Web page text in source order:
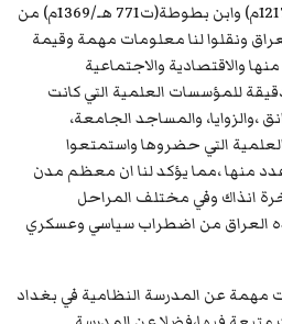
تعد رحلة ابن جبير(ت 614ه/1217م) وابن بطوطة(ت771 هـ/1369م) من
ونقلوا لنا معلومات مهمة وقيمة
والاقتصادية والاجتماعية
للمؤسسات العلمية التي كانت
،والزوايا، والمساجد الجامعة،
التي حضروها واستمتعوا
عدد منها ،مما يؤكد لنا ان معظم مدن
انذاك وفي مختلف المراحل
العراق من اضطراب سياسي وعسكري
مهمة عن المدرسة النظامية في بغداد